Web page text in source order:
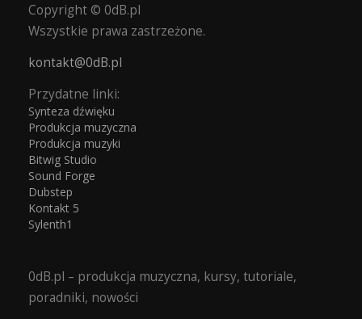
Copyright © 0dB.pl
Wszystkie prawa zastrzeżone.
kontakt@0dB.pl
Przydatne linki:
Synteza dźwięku
Produkcja muzyczna
Produkcja muzyki
Bitwig Studio
Sound Forge
Dubstep
Kontakt 5
Sylenth1
0dB.pl – produkcja muzyczna, kursy, tutoriale,
poradniki, nowości